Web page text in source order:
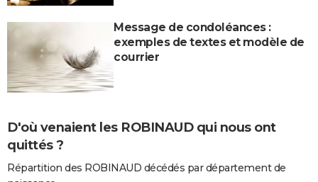
Message de condoléances :
exemples de textes et modèle de
courrier
D'où venaient les ROBINAUD qui nous ont
quittés ?
Répartition des ROBINAUD décédés par département de